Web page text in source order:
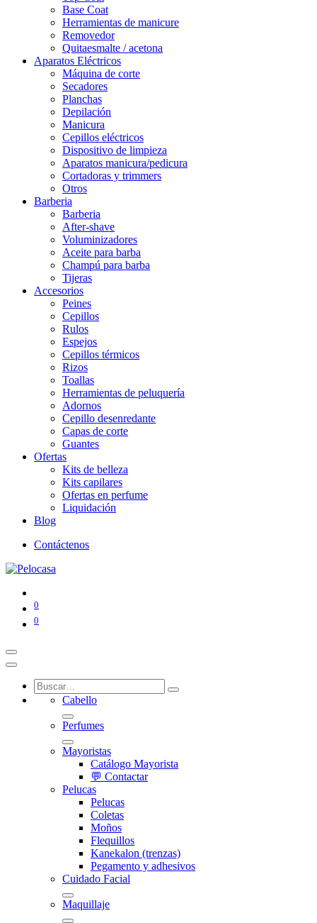
Base Coat
Herramientas de manicure
Removedor
Quitaesmalte / acetona
Aparatos Eléctricos
Máquina de corte
Secadores
Planchas
Depilación
Manicura
Cepillos eléctricos
Dispositivo de limpieza
Aparatos manicura/pedicura
Cortadoras y trimmers
Otros
Barberia
Barberia
After-shave
Voluminizadores
Aceite para barba
Champú para barba
Tijeras
Accesorios
Peines
Cepillos
Rulos
Espejos
Cepillos térmicos
Rizos
Toallas
Herramientas de peluquería
Adornos
Cepillo desenredante
Capas de corte
Guantes
Ofertas
Kits de belleza
Kits capilares
Ofertas en perfume
Liquidación
Blog
Contáctenos
0
0
Cabello
Perfumes
Mayoristas
Catálogo Mayorista
💬 Contactar
Pelucas
Pelucas
Coletas
Moños
Flequillos
Kanekalon (trenzas)
Pegamento y adhesivos
Cuidado Facial
Maquillaje